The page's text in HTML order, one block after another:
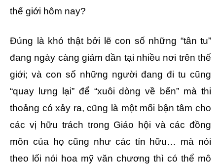
thế giới hôm nay?
Đúng là khó thật bởi lẽ con số những “tân tu”
đang ngày càng giảm dần tại nhiều nơi trên thế
giới; và con số những người đang đi tu cũng
“quay lưng lại” để “xuôi dòng về bến” mà thi
thoảng có xảy ra, cũng là một mối bận tâm cho
các vị hữu trách trong Giáo hội và các đồng
môn của họ cũng như các tín hữu… mà nói
theo lối nói hoa mỹ văn chương thì có thể mô